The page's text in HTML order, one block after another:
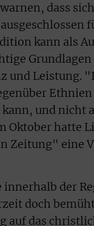
dass
kann als
und Leistung.
und nicht
Oktober hatte
Zeitung" eine
innerhalb der
doch
auf das